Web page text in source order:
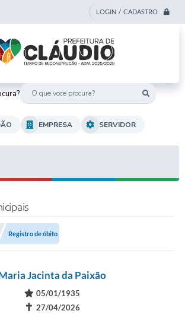
LOGIN / CADASTRO
EMPRESA SERVIDOR
Registro de óbito
Jacinta da Paixão
05/01/1935
✝ 27/04/2026